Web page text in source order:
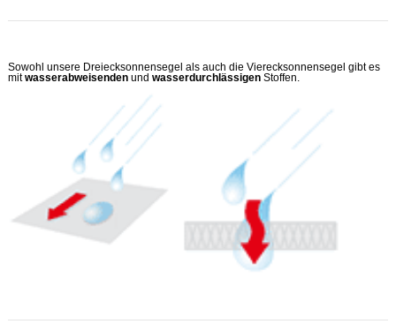
Sowohl unsere Dreiecksonnensegel als auch die Vierecksonnensegel gibt es
mitwasserabweisendenund wasserdurchlässigenStoffen.